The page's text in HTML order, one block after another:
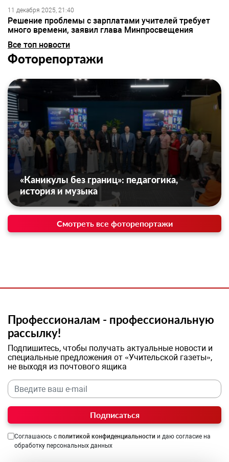
11 декабря 2025, 21:40
Решение проблемы с зарплатами учителей требует
много времени, заявил глава Минпросвещения
Все топ новости
Фоторепортажи
«Каникулы без границ»: педагогика,
история и музыка
Смотреть все фоторепортажи
Профессионалам - профессиональную
рассылку!
Подпишитесь, чтобы получать актуальные новости и
специальные предложения от «Учительской газеты»,
не выходя из почтового ящика
Подписаться
Соглашаюсь с политикой конфиденциальности и даю согласие на
обработку персональных данных